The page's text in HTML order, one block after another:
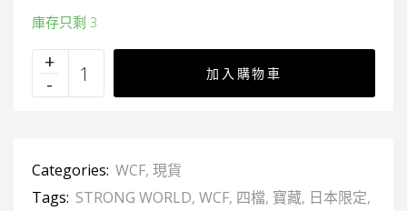
庫存只剩 3
加入購物車
Categories: WCF, 現貨
Tags: STRONG WORLD, WCF, 四檔, 寶藏, 日本限定,